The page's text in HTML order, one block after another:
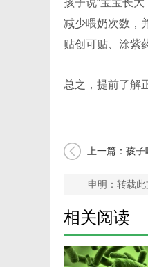
孩子说“宝宝长
减少喂奶次数，
贴创可贴、涂紫
总之，提前了解
上一篇：孩
申明：转载
相关阅读